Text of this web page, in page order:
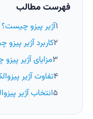
فهرست مطالب
آژیر پیزو چیست؟
کاربرد آژیر
مزایای آژیر
تفاوت آژیر
انتخاب آژیر